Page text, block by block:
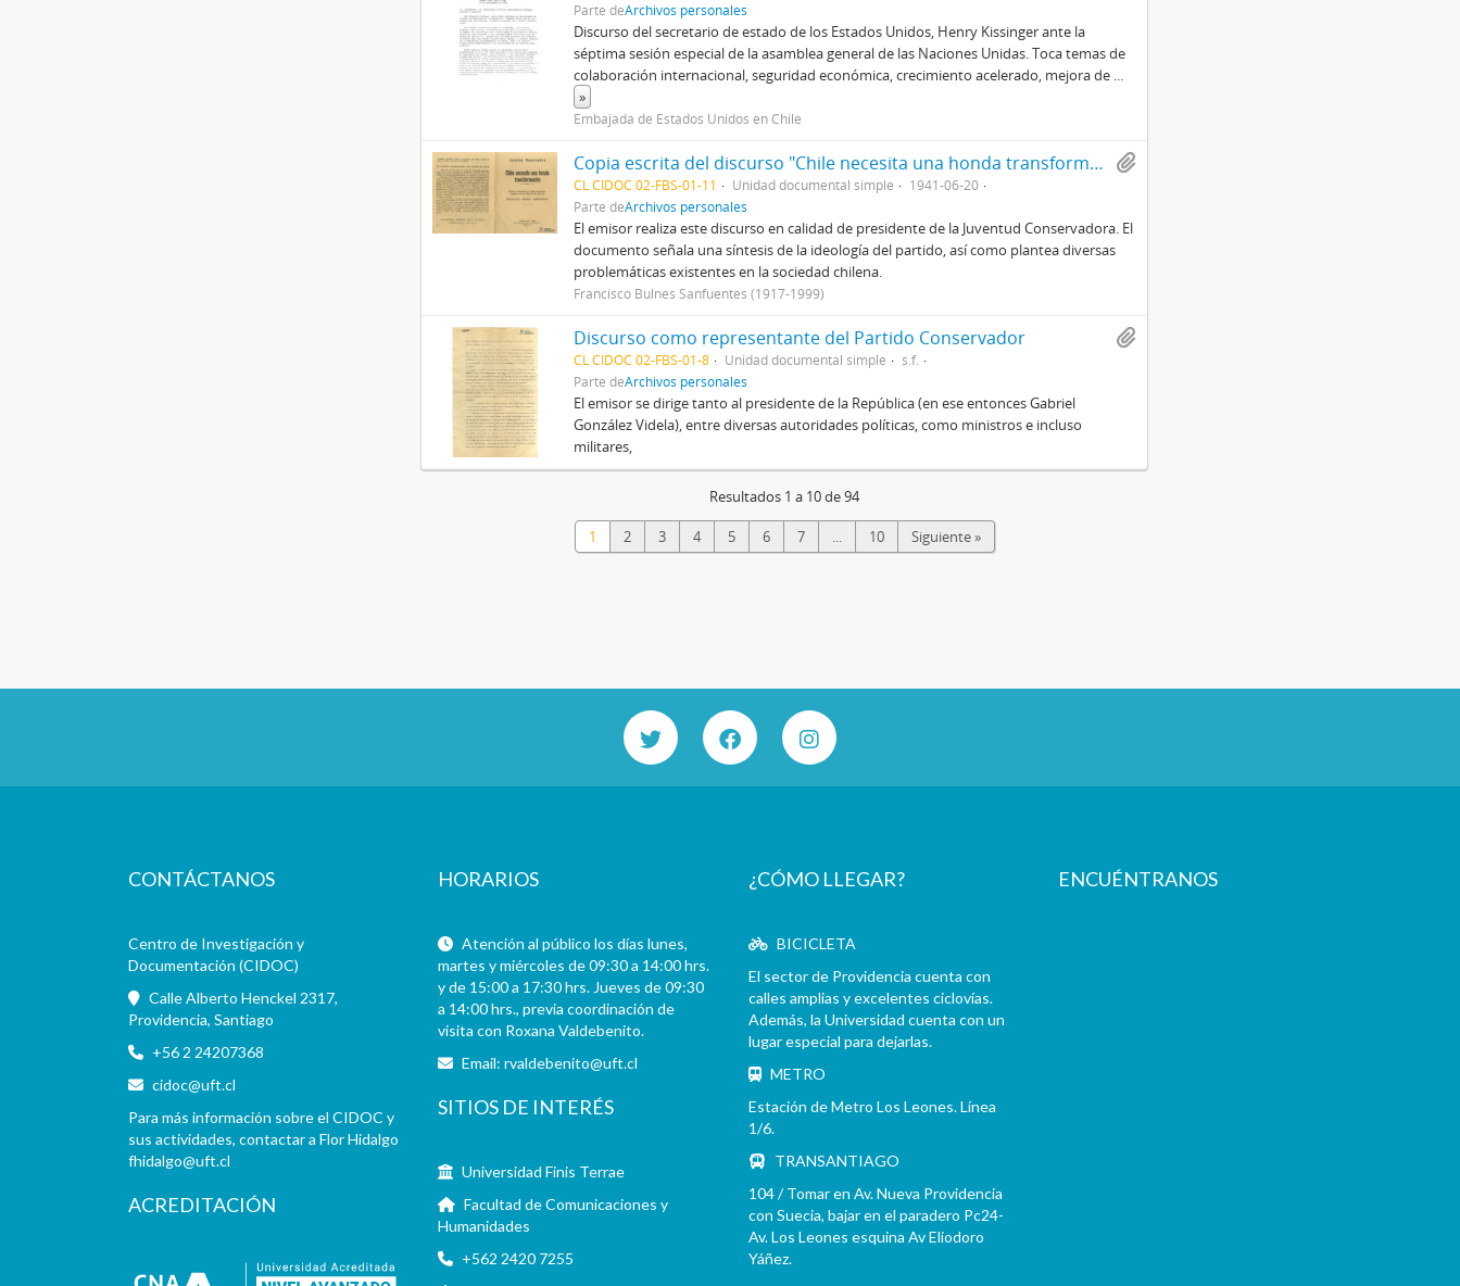
Parte deArchivos personales
Discurso del secretario de estado de los Estados Unidos, Henry Kissinger ante la
séptima sesión especial de la asamblea general de las Naciones Unidas. Toca temas de
colaboración internacional, seguridad económica, crecimiento acelerado, mejora de ...
»
Embajada de Estados Unidos en Chile
Copia escrita del discurso "Chile necesita una honda transformación", pronunciado por Francisco Bulnes Sanfuentes a través de la radio Cooperativa
CL CIDOC 02-FBS-01-11 Unidad documental simple
1941-06-20
Parte deArchivos personales
El emisor realiza este discurso en calidad de presidente de la Juventud Conservadora. El
documento señala una síntesis de la ideología del partido, así como plantea diversas
problemáticas existentes en la sociedad chilena.
Francisco Bulnes Sanfuentes (1917-1999)
Discurso como representante del Partido Conservador
CL CIDOC 02-FBS-01-8 Unidad documental simple
s.f.
Parte deArchivos personales
El emisor se dirige tanto al presidente de la República (en ese entonces Gabriel
González Videla), entre diversas autoridades políticas, como ministros e incluso
militares,
Resultados 1 a 10 de 94
1 2 3 4 5 6 7 ... 10 Siguiente »
CONTÁCTANOS
Centro de Investigación y
Documentación (CIDOC)
Calle Alberto Henckel 2317,
Providencia, Santiago
+56 2 24207368
cidoc@uft.cl
Para más información sobre el CIDOC y
sus actividades, contactar a Flor Hidalgo
fhidalgo@uft.cl
ACREDITACIÓN
HORARIOS
Atención al público los días lunes,
martes y miércoles de 09:30 a 14:00 hrs.
y de 15:00 a 17:30 hrs. Jueves de 09:30
a 14:00 hrs., previa coordinación de
visita con Roxana Valdebenito.
Email:rvaldebenito@uft.cl
SITIOS DE INTERÉS
Universidad Finis Terrae
Facultad de Comunicaciones y
Humanidades
+562 2420 7255
¿CÓMO LLEGAR?
BICICLETA
El sector de Providencia cuenta con
calles amplias y excelentes ciclovías.
Además, la Universidad cuenta con un
lugar especial para dejarlas.
METRO
Estación de Metro Los Leones. Línea
1/6.
TRANSANTIAGO
104 / Tomar en Av. Nueva Providencia
con Suecia, bajar en el paradero Pc24-
Av. Los Leones esquina Av Eliodoro
Yáñez.
ENCUÉNTRANOS